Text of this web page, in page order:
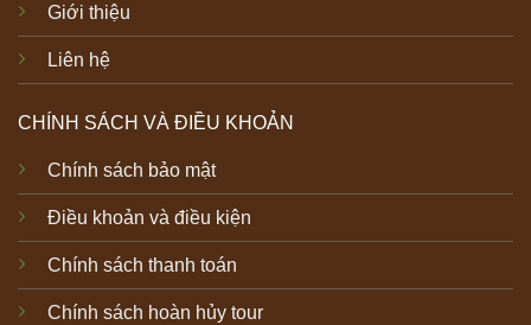
Giới thiệu
Liên hệ
CHÍNH SÁCH VÀ ĐIỀU KHOẢN
Chính sách bảo mật
Điều khoản và điều kiện
Chính sách thanh toán
Chính sách hoàn hủy tour